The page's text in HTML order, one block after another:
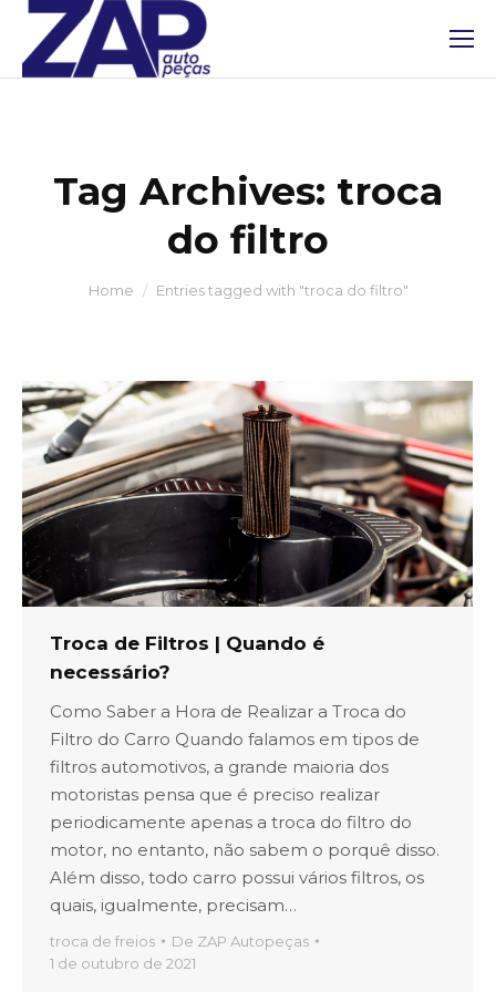
Tag Archives: troca
do filtro
You are here:
Home Entries tagged with "troca do filtro"
Troca de Filtros | Quando é
necessário?
Como Saber a Hora de Realizar a Troca do
Filtro do Carro Quando falamos em tipos de
filtros automotivos, a grande maioria dos
motoristas pensa que é preciso realizar
periodicamente apenas a troca do filtro do
motor, no entanto, não sabem o porquê disso.
Além disso, todo carro possui vários filtros, os
quais, igualmente, precisam…
troca de freios De ZAP Autopeças
1 de outubro de 2021